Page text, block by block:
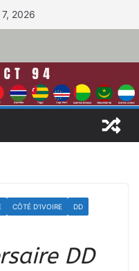
2026
CÔTÉ D'IVOIRE DD
DD